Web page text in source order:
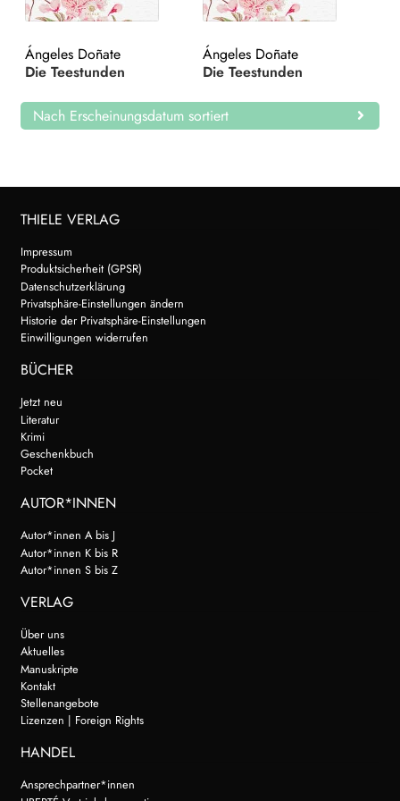
Search:
Ángeles Doñate
Die Teestunden
Ángeles Doñate
Die Teestunden
Nach Erscheinungsdatum sortiert
THIELE VERLAG
Impressum
Produktsicherheit (GPSR)
Datenschutzerklärung
Privatsphäre-Einstellungen ändern
Historie der Privatsphäre-Einstellungen
Einwilligungen widerrufen
BÜCHER
Jetzt neu
Literatur
Krimi
Geschenkbuch
Pocket
AUTOR*INNEN
Autor*innen A bis J
Autor*innen K bis R
Autor*innen S bis Z
VERLAG
Über uns
Aktuelles
Manuskripte
Kontakt
Stellenangebote
Lizenzen | Foreign Rights
HANDEL
Ansprechpartner*innen